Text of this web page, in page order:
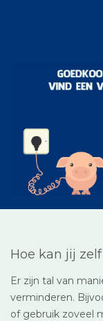
Hoe kan jij
Er zijn tal van
verminderen.
of gebruik zoveel